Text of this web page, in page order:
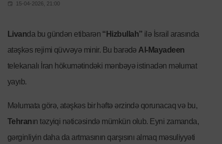
15-04-2026, 21:00
Livanda bu gündən etibarən “Hizbullah” ilə İsrail arasında
atəşkəs rejimi qüvvəyə minir. Bu barədə Al-Mayadeen
telekanalı İran hökumətindəki mənbəyə istinadən məlumat
yayıb.
Məlumata görə, atəşkəs bir həftə ərzində qorunacaq və bu,
Tehranın təzyiqi nəticəsində mümkün olub. Eyni zamanda,
gərginliyin daha da artmasının qarşısını almaq məsuliyyəti